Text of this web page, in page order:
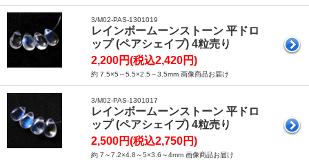
3/M02-PAS-1301019
レインボームーンストーン 平ドロ
ップ (ペアシェイプ) 4粒売り
2,200円(税込2,420円)
約 7.5×5～5.5×2.5～3.5mm 画像商品お届け
3/M02-PAS-1301017
レインボームーンストーン 平ドロ
ップ (ペアシェイプ) 4粒売り
2,500円(税込2,750円)
約 7～7.2×4.8～5×3.6～4mm 画像商品お届け